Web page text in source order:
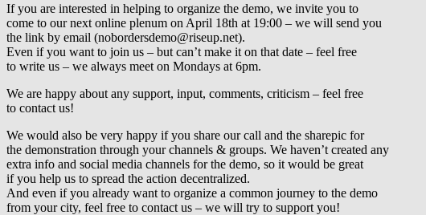
If you are interested in helping to organize the demo, we invite you to
come to our next online plenum on April 18th at 19:00 – we will send you
the link by email (nobordersdemo@riseup.net).
Even if you want to join us – but can’t make it on that date – feel free
to write us – we always meet on Mondays at 6pm.
We are happy about any support, input, comments, criticism – feel free
to contact us!
We would also be very happy if you share our call and the sharepic for
the demonstration through your channels & groups. We haven’t created any
extra info and social media channels for the demo, so it would be great
if you help us to spread the action decentralized.
And even if you already want to organize a common journey to the demo
from your city, feel free to contact us – we will try to support you!